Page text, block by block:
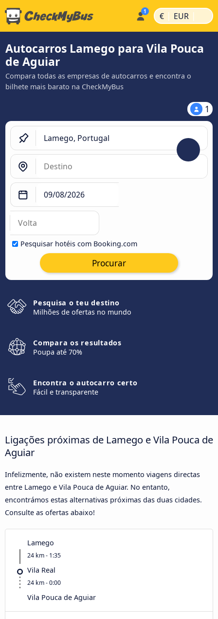
€ | EUR |
Autocarros Lamego para Vila Pouca
de Aguiar
Compara todas as empresas de autocarros e encontra o
bilhete mais barato na CheckMyBus
1
Pesquisar hotéis com Booking.com
Procurar
Pesquisa o teu destino
Milhões de ofertas no mundo
Compara os resultados
Poupa até 70%
Encontra o autocarro certo
Fácil e transparente
Ligações próximas de Lamego e Vila Pouca de
Aguiar
Infelizmente, não existem neste momento viagens directas
entre Lamego e Vila Pouca de Aguiar. No entanto,
encontrámos estas alternativas próximas das duas cidades.
Consulte as ofertas abaixo!
Lamego
24 km - 1:35
Vila Real
24 km - 0:00
Vila Pouca de Aguiar